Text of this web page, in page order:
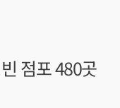
점포 480곳